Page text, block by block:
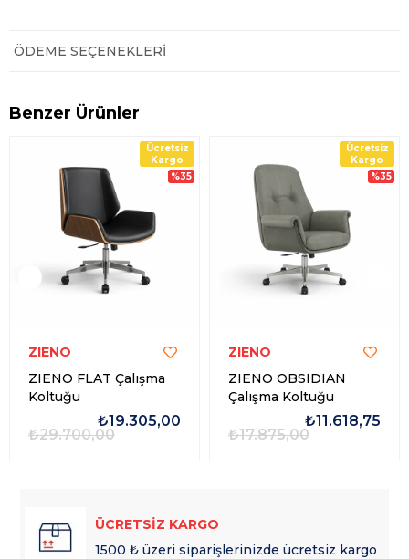
ÖDEME SEÇENEKLERI
Benzer Ürünler
ZIENO
ZIENO FLAT Çalışma
Koltuğu
₺19.305,00
₺29.700,00
Ücretsiz
Kargo
%35
ZIENO
ZIENO OBSIDIAN
Çalışma Koltuğu
₺11.618,75
₺17.875,00
Ücretsiz
Kargo
%35
ÜCRETSİZ KARGO
1500 ₺ üzeri siparişlerinizde ücretsiz kargo